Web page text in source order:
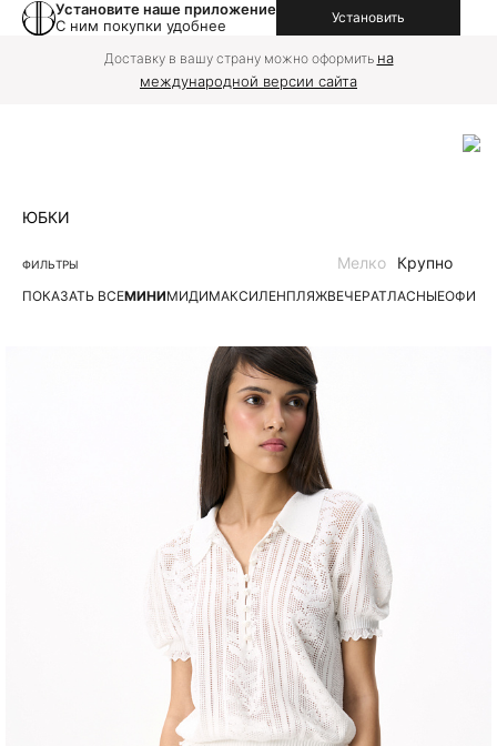
Установите наше приложение
С ним покупки удобнее
Установить
Доставку в вашу страну можно оформить на
международной версии сайта
ЮБКИ
ФИЛЬТРЫ
ПОКАЗАТЬ ВСЕМИНИМИДИМАКСИЛЕНПЛЯЖВЕЧЕРАТЛАСНЫЕОФИС
Мелко Крупно